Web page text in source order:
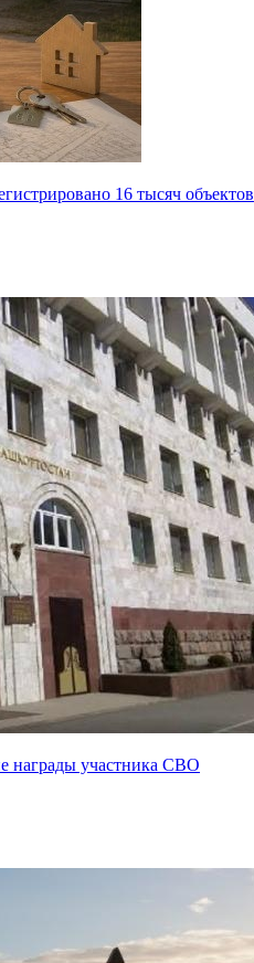
16 тысяч объектов
награды участника СВО